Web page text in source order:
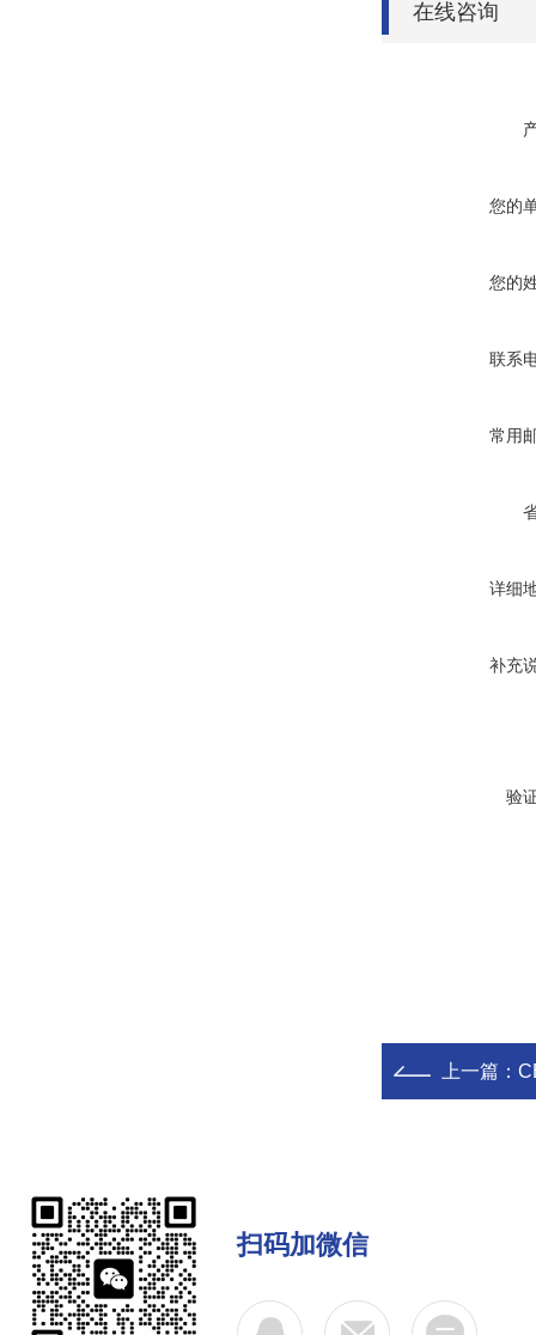
在线咨询
您的
您的
联系
常用
详细
补充
验
上一篇：
扫码加微信